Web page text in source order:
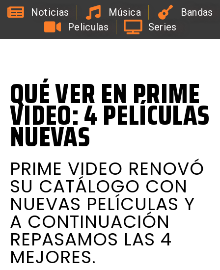
Noticias Música
Bandas
Peliculas
Series
QUÉ VER EN PRIME
VIDEO: 4 PELÍCULAS
NUEVAS
PRIME VIDEO RENOVÓ
SU CATÁLOGO CON
NUEVAS PELÍCULAS Y
A CONTINUACIÓN
REPASAMOS LAS 4
MEJORES.